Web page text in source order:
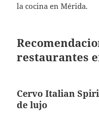
la cocina en Mérida.
restaurantes
Cervo Italian
de lujo